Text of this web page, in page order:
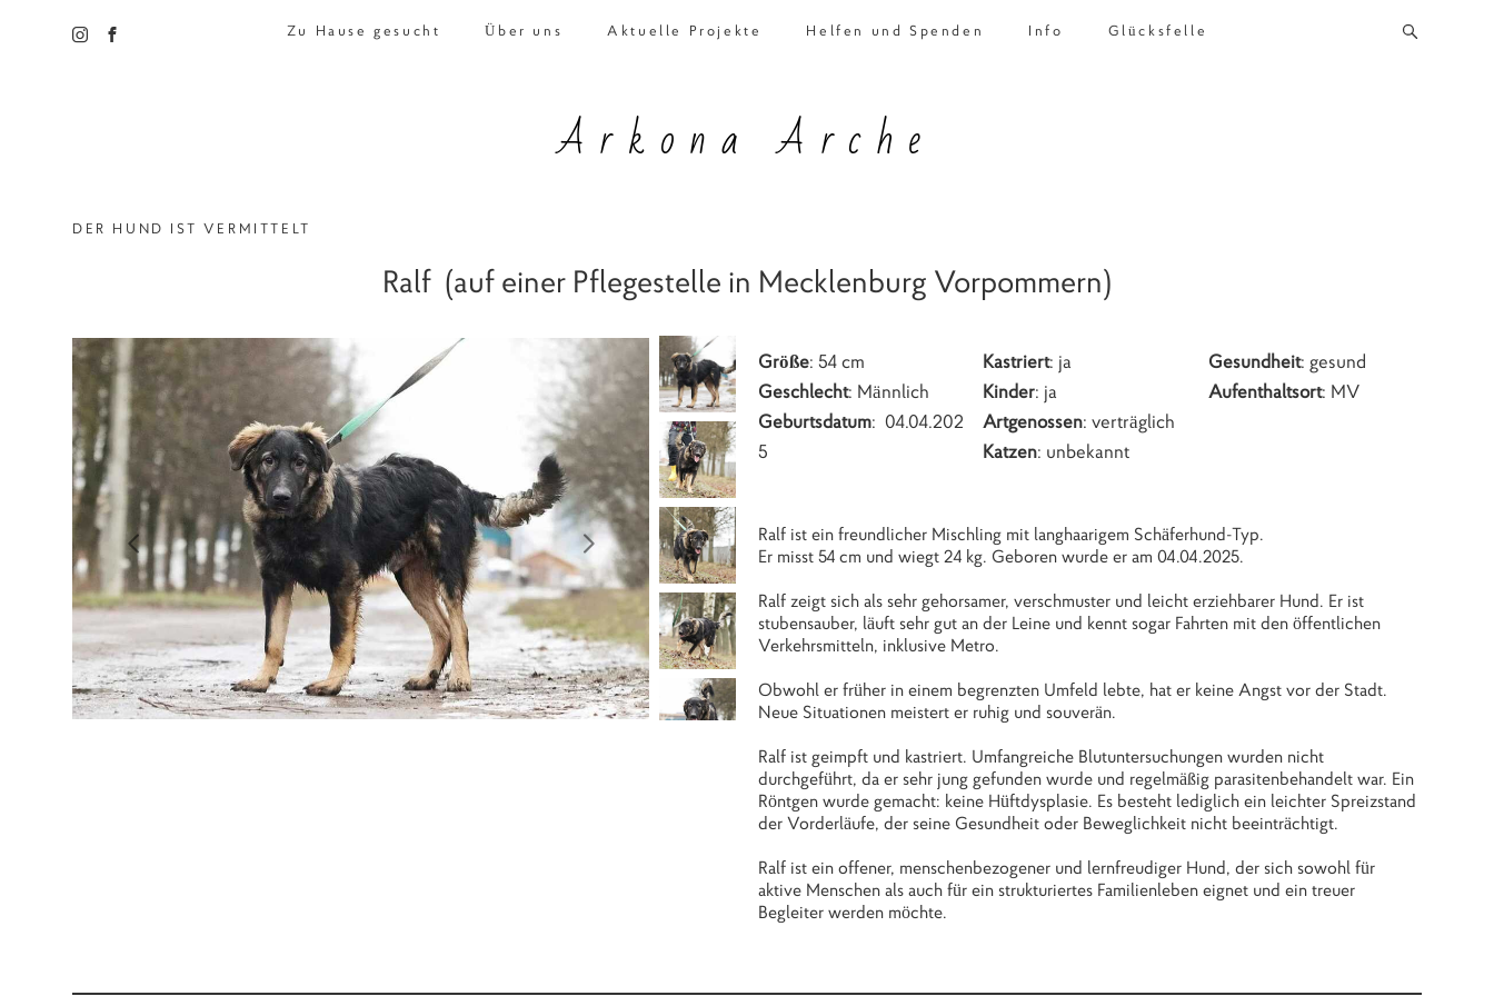
Zu Hause gesucht Über uns Aktuelle Projekte Helfen und Spenden Info Glücksfelle
Arkona Arche
DER HUND IST VERMITTELT
Ralf (auf einer Pflegestelle in Mecklenburg Vorpommern)
Größe: 54 cm
Geschlecht: Männlich
Geburtsdatum: 04.04.202
5
Kastriert: ja
Kinder: ja
Artgenossen: verträglich
Katzen: unbekannt
Gesundheit: gesund
Aufenthaltsort: MV
Ralf ist ein freundlicher Mischling mit langhaarigem Schäferhund‑Typ.
Er misst 54 cm und wiegt 24 kg. Geboren wurde er am 04.04.2025.
Ralf zeigt sich als sehr gehorsamer, verschmuster und leicht erziehbarer Hund. Er ist
stubensauber, läuft sehr gut an der Leine und kennt sogar Fahrten mit den öffentlichen
Verkehrsmitteln, inklusive Metro.
Obwohl er früher in einem begrenzten Umfeld lebte, hat er keine Angst vor der Stadt.
Neue Situationen meistert er ruhig und souverän.
Ralf ist geimpft und kastriert. Umfangreiche Blutuntersuchungen wurden nicht
durchgeführt, da er sehr jung gefunden wurde und regelmäßig parasitenbehandelt war. Ein
Röntgen wurde gemacht: keine Hüftdysplasie. Es besteht lediglich ein leichter Spreizstand
der Vorderläufe, der seine Gesundheit oder Beweglichkeit nicht beeinträchtigt.
Ralf ist ein offener, menschenbezogener und lernfreudiger Hund, der sich sowohl für
aktive Menschen als auch für ein strukturiertes Familienleben eignet und ein treuer
Begleiter werden möchte.